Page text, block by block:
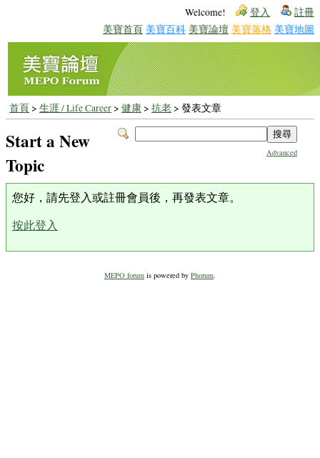
Welcome! 登入 註冊
美寶首頁 美寶百科 美寶論壇 美寶落格 美寶地圖
首頁> 生涯 / Life Career> 健康> 抗老> 發表文章
Advanced
Start a New
Topic
您好，請先登入或註冊會員後，再發表文章。
按此登入
MEPO forum is powered by Phorum.